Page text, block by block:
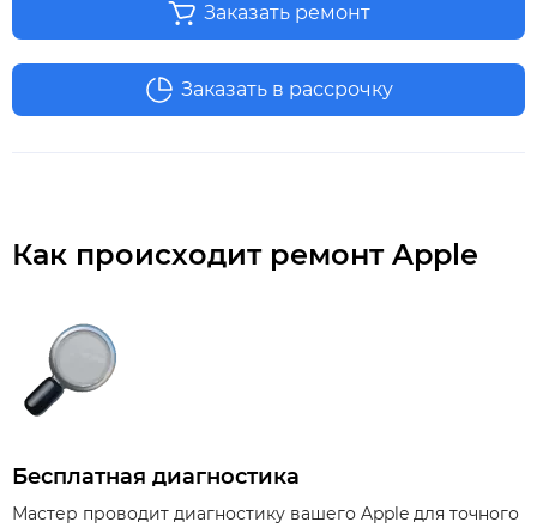
Заказать ремонт
Заказать в рассрочку
Как происходит ремонт Apple
Бесплатная диагностика
Мастер проводит диагностику вашего Apple для точного